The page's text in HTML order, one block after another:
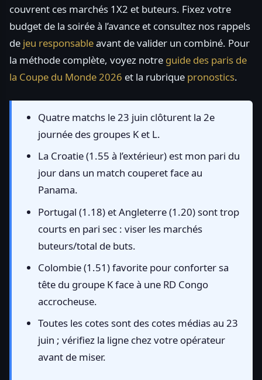
couvrent ces marchés 1X2 et buteurs. Fixez votre
budget de la soirée à l’avance et consultez nos rappels
de jeu responsableavant de valider un combiné. Pour
la méthode complète, voyez notre guide des paris de
la Coupe du Monde 2026 et la rubrique pronostics.
Quatre matchs le 23 juin clôturent la 2e
journée des groupes K et L.
La Croatie (1.55 à l’extérieur) est mon pari du
jour dans un match couperet face au
Panama.
Portugal (1.18) et Angleterre (1.20) sont trop
courts en pari sec : viser les marchés
buteurs/total de buts.
Colombie (1.51) favorite pour conforter sa
tête du groupe K face à une RD Congo
accrocheuse.
Toutes les cotes sont des cotes médias au 23
juin ; vérifiez la ligne chez votre opérateur
avant de miser.